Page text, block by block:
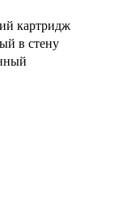
картридж
в стену